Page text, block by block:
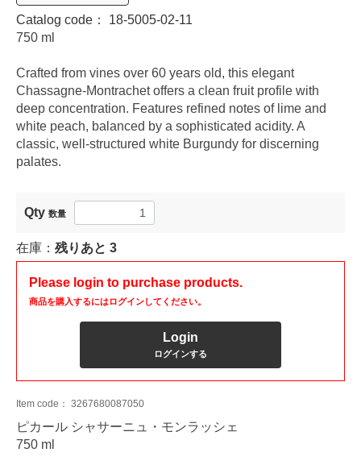
Catalog code： 18-5005-02-11
750 ml
Crafted from vines over 60 years old, this elegant
Chassagne-Montrachet offers a clean fruit profile with
deep concentration. Features refined notes of lime and
white peach, balanced by a sophisticated acidity. A
classic, well-structured white Burgundy for discerning
palates.
Qty 数量
在庫： 残りあと 3
Please login to purchase products.
商品を購入するにはログインしてください。
Login
ログインする
Item code： 3267680087050
ピカール シャサーニュ・モンラッシェ
750 ml